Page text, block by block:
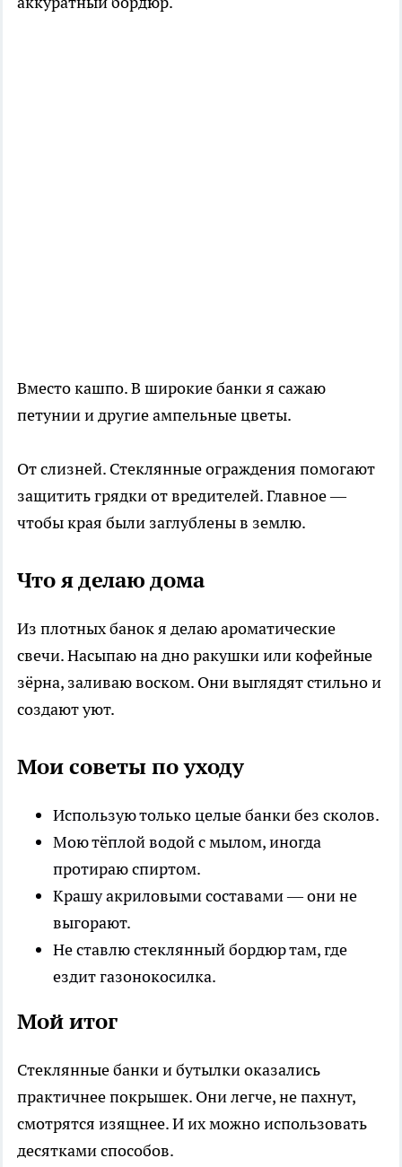
Вместо кашпо. В широкие банки я сажаю
петунии и другие ампельные цветы.
От слизней. Стеклянные ограждения помогают
защитить грядки от вредителей. Главное —
чтобы края были заглублены в землю.
Что я делаю дома
Из плотных банок я делаю ароматические
свечи. Насыпаю на дно ракушки или кофейные
зёрна, заливаю воском. Они выглядят стильно и
создают уют.
Мои советы по уходу
Использую только целые банки без сколов.
Мою тёплой водой с мылом, иногда
протираю спиртом.
Крашу акриловыми составами — они не
выгорают.
Не ставлю стеклянный бордюр там, где
ездит газонокосилка.
Мой итог
Стеклянные банки и бутылки оказались
практичнее покрышек. Они легче, не пахнут,
смотрятся изящнее. И их можно использовать
десятками способов.